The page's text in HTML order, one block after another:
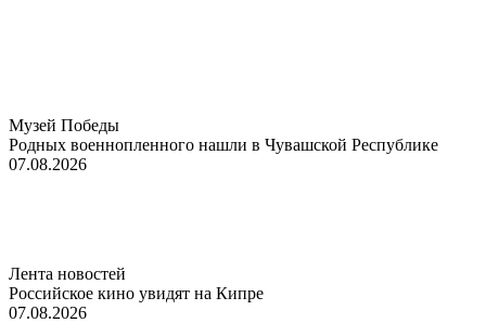
Музей Победы
Родных военнопленного нашли в Чувашской Республике
07.08.2026
Лента новостей
Российское кино увидят на Кипре
07.08.2026